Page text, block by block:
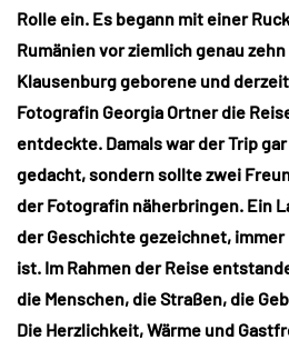
Rolle ein. Es begann mit einer
Rumänien vor ziemlich genau
Klausenburg geborene und
Fotografin Georgia Ortner die
entdeckte. Damals war der Trip
gedacht, sondern sollte zwei
der Fotografin näherbringen. Ein
der Geschichte gezeichnet,
ist. Im Rahmen der Reise
die Menschen, die Straßen, die
Die Herzlichkeit, Wärme und